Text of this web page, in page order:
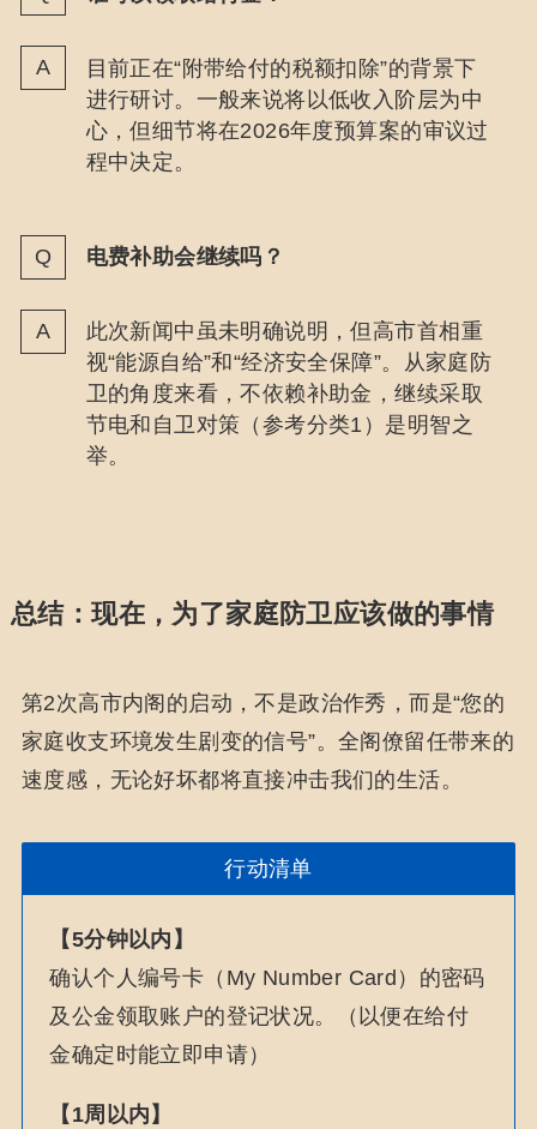
目前正在“附带给付的税额扣除”的背景下
进行研讨。一般来说将以低收入阶层为中
心，但细节将在2026年度预算案的审议过
程中决定。
电费补助会继续吗？
此次新闻中虽未明确说明，但高市首相重
视“能源自给”和“经济安全保障”。从家庭防
卫的角度来看，不依赖补助金，继续采取
节电和自卫对策（参考分类1）是明智之
举。
总结：现在，为了家庭防卫应该做的事情
第2次高市内阁的启动，不是政治作秀，而是“您的
家庭收支环境发生剧变的信号”。全阁僚留任带来的
速度感，无论好坏都将直接冲击我们的生活。
行动清单
【5分钟以内】
确认个人编号卡（My Number Card）的密码
及公金领取账户的登记状况。（以便在给付
金确定时能立即申请）
【1周以内】